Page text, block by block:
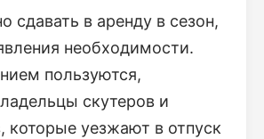
сдавать в аренду в сезон,
необходимости.
пользуются,
скутеров и
которые уезжают в отпуск